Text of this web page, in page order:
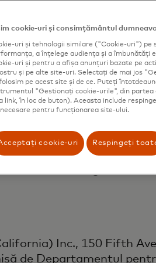
Pte. Ltd., 3
din Singapore ca
24/7 (inclusiv asistență
Ltd., 1 Angel Lane,
de servicii de
cu
Inc., 150 Fifth
de Departamentul
cookie-uri și consimțământul
uri și tehnologii similare ("Cookie-uri")
a înțelege audiența și a îmbunătăți
uri și pentru a afișa anunțuri bazate pe
și pe alte site-uri. Selectați de mai jos
pe acest site și de ce. Puteți
"Gestionați cookie-urile", din partea
link, în loc de buton). Aceasta include
pentru funcționarea site-ului.
cookie-uri Respingeți